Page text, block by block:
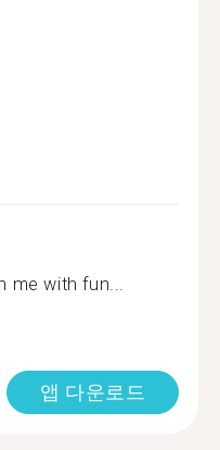
with fun...
앱 다운로드